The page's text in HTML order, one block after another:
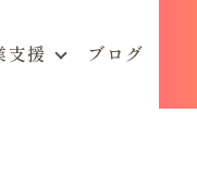
支援 ブログ